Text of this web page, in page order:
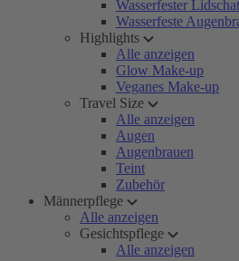
Wasserfester
Wasserfeste
Highlights
Alle anzeigen
Glow Make-up
Veganes Make-up
Travel Size
Alle anzeigen
Augen
Augenbrauen
Teint
Zubehör
Männerpflege
Alle anzeigen
Gesichtspflege
Alle anzeigen